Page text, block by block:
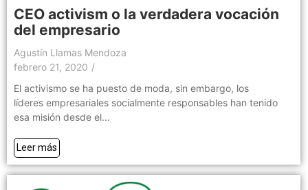
CEO activism o la verdadera vocación
del empresario
Agustín Llamas Mendoza
febrero 21, 2020 /
El activismo se ha puesto de moda, sin embargo, los
líderes empresariales socialmente responsables han tenido
esa misión desde el...
Leer más